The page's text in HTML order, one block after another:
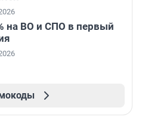
на ВО и СПО в первый